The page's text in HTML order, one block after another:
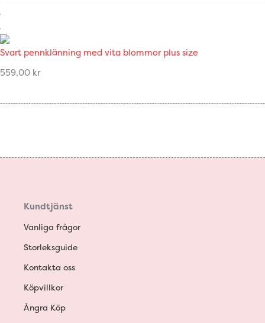
Svart pennklänning med vita blommor plus size
559,00 kr
Kundtjänst
Vanliga frågor
Storleksguide
Kontakta oss
Köpvillkor
Ångra Köp